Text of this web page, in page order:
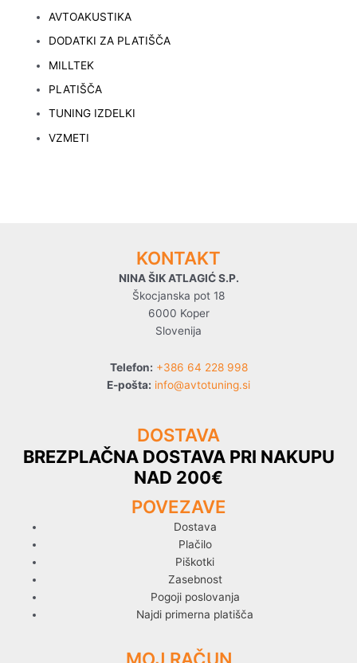
AVTOAKUSTIKA
DODATKI ZA PLATIŠČA
MILLTEK
PLATIŠČA
TUNING IZDELKI
VZMETI
KONTAKT
NINA ŠIK ATLAGIĆ S.P.
Škocjanska pot 18
6000 Koper
Slovenija
Telefon: +386 64 228 998
E-pošta: info@avtotuning.si
DOSTAVA
BREZPLAČNA DOSTAVA PRI NAKUPU
NAD 200€
POVEZAVE
Dostava
Plačilo
Piškotki
Zasebnost
Pogoji poslovanja
Najdi primerna platišča
MOJ RAČUN